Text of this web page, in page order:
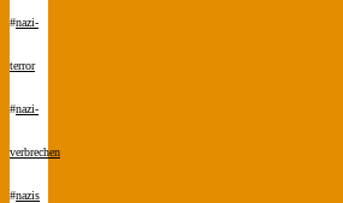
#nazi-
terror
#nazi-
verbrechen
#nazis